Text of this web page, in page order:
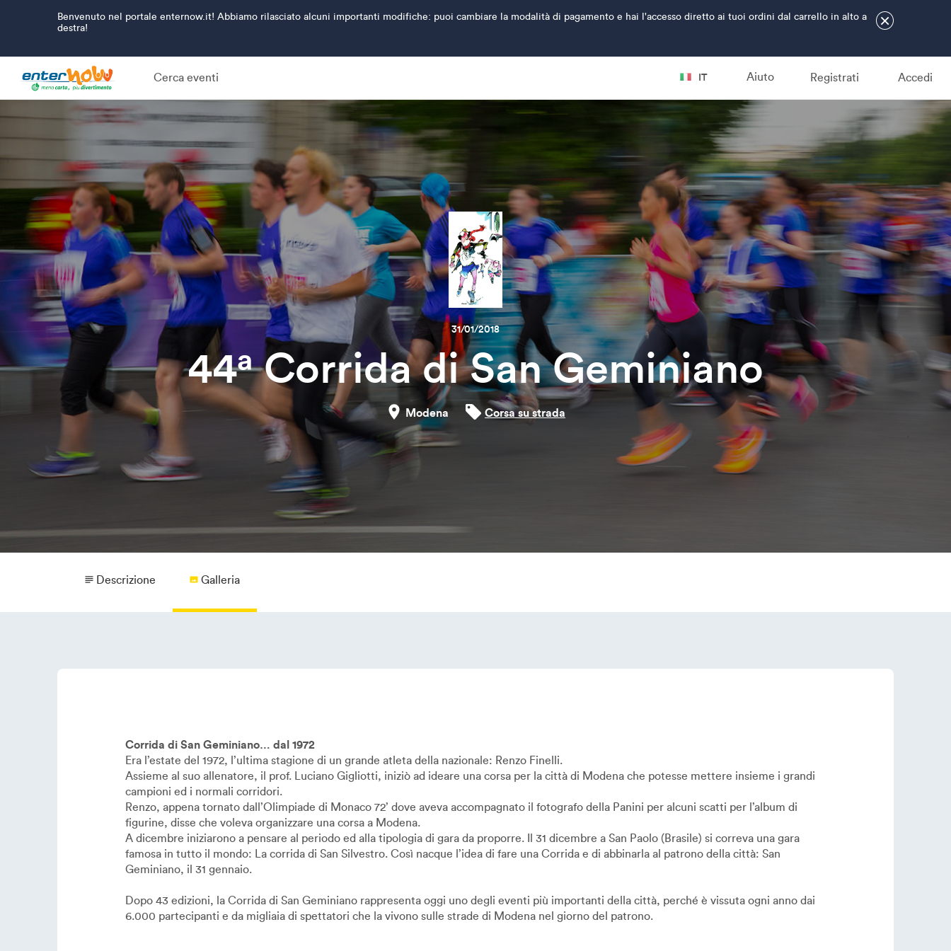
×
Benvenuto nel portale enternow.it! Abbiamo rilasciato alcuni importanti modifiche: puoi cambiare la modalità di pagamento e hai l'accesso diretto ai tuoi ordini dal carrello in alto a
destra!
Cerca eventi Registrati Accedi
IT Aiuto
31/01/2018
44ª Corrida di San Geminiano
Modena Corsa su strada
Descrizione Galleria
Corrida di San Geminiano… dal 1972
Era l’estate del 1972, l’ultima stagione di un grande atleta della nazionale: Renzo Finelli.
Assieme al suo allenatore, il prof. Luciano Gigliotti, iniziò ad ideare una corsa per la città di Modena che potesse mettere insieme i grandi
campioni ed i normali corridori.
Renzo, appena tornato dall’Olimpiade di Monaco 72’ dove aveva accompagnato il fotografo della Panini per alcuni scatti per l’album di
figurine, disse che voleva organizzare una corsa a Modena.
A dicembre iniziarono a pensare al periodo ed alla tipologia di gara da proporre. Il 31 dicembre a San Paolo (Brasile) si correva una gara
famosa in tutto il mondo: La corrida di San Silvestro. Così nacque l’idea di fare una Corrida e di abbinarla al patrono della città: San
Geminiano, il 31 gennaio.
Dopo 43 edizioni, la Corrida di San Geminiano rappresenta oggi uno degli eventi più importanti della città, perché è vissuta ogni anno dai
6.000 partecipanti e da migliaia di spettatori che la vivono sulle strade di Modena nel giorno del patrono.